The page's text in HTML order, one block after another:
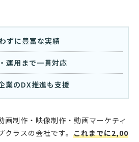
ずに豊富な実績
運用まで一貫対応
業のDX推進も支援
画制作・映像制作・動画マーケティ
ラスの会社です。 これまでに2,00